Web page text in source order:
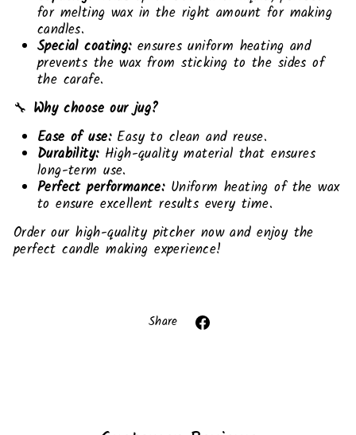
for melting wax in the right amount for making
candles.
Special coating:ensures uniform heating and
prevents the wax from sticking to the sides of
the carafe.
🔧 Why choose our jug?
Ease of use:Easy to clean and reuse.
Durability:High-quality material that ensures
long-term use.
Perfect performance:Uniform heating of the wax
to ensure excellent results every time.
Order our high-quality pitcher now and enjoy the
perfect candle making experience!
invalid url input
Share